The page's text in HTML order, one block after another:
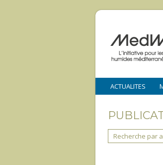
ACTUALITES
Recherche par